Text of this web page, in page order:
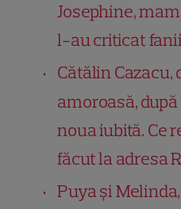
Josephine,
l-au criticat fanii
Cătălin Cazacu,
amoroasă,
noua iubită. Ce
făcut la adresa
Puya și